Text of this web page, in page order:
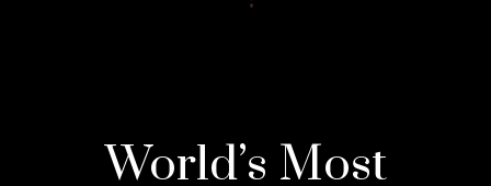
World’s Most